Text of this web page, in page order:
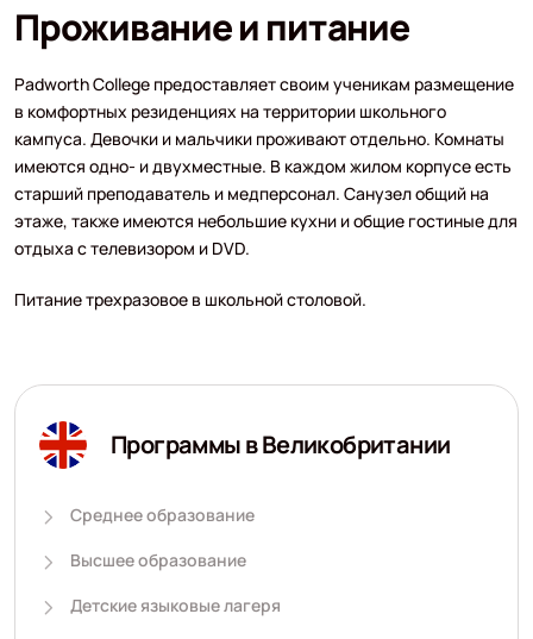
Проживание и питание
Padworth College предоставляет своим ученикам размещение
в комфортных резиденциях на территории школьного
кампуса. Девочки и мальчики проживают отдельно. Комнаты
имеются одно- и двухместные. В каждом жилом корпусе есть
старший преподаватель и медперсонал. Санузел общий на
этаже, также имеются небольшие кухни и общие гостиные для
отдыха с телевизором и DVD.
Питание трехразовое в школьной столовой.
Программы в Великобритании
Среднее образование
Высшее образование
Детские языковые лагеря